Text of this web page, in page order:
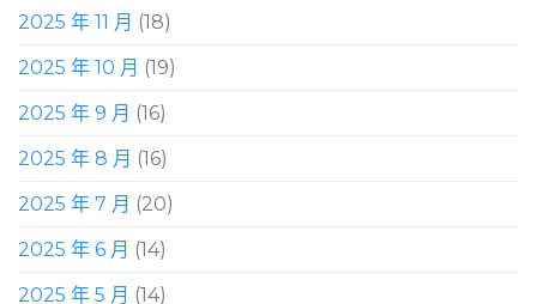
2025 年 11 月 (18)
2025 年 10 月 (19)
2025 年 9 月 (16)
2025 年 8 月 (16)
2025 年 7 月 (20)
2025 年 6 月 (14)
2025 年 5 月 (14)